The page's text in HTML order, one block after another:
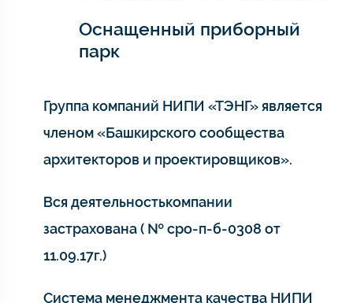
Оснащенный приборный
парк
Группа компаний НИПИ «ТЭНГ» является
членом «Башкирского сообщества
архитекторов и проектировщиков».
Вся деятельностькомпании
застрахована ( № сро-п-б-0308 от
11.09.17г.)
Система менеджмента качества НИПИ